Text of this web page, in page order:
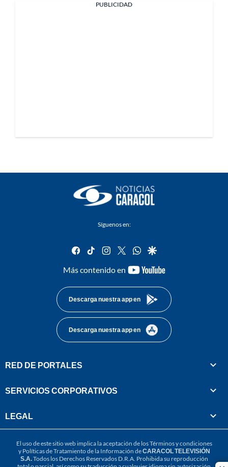
PUBLICIDAD
Síguenos en:
facebook
tiktok instagram
twitterwhatsapp
google
Más contenido en
youtube-
Descarga nuestra app en
Descarga nuestra app en
RED DE PORTALES
SERVICIOS CORPORATIVOS
LEGAL
El uso de este sitio web implica la aceptación de losTérminos y condiciones
y Políticas de Tratamiento de la Información deCARACOL TELEVISIÓN
S.A.Todos los Derechos Reservados D.R.A. Prohibida su reproducción